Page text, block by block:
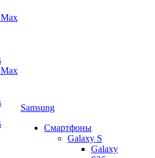
Samsung
Смартфоны
Galaxy S
Galaxy